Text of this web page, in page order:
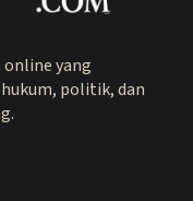
online yang
politik, dan